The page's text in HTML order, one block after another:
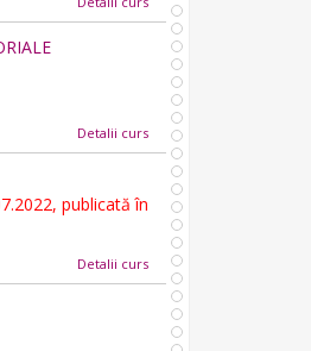
Detalii curs
publicată în
Detalii curs